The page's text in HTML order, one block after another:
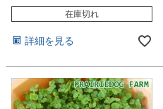
在庫切れ
詳細を見る